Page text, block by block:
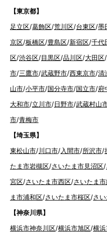
【東京都】
足立区/葛飾区/荒川区/台東区/墨
京区/板橋区/豊島区/新宿区/千代
区/渋谷区/目黒区/品川区/大田区/
市/三鷹市/武蔵野市/西東京市/清
山市/小平市/国分寺市/国立市/府
大和市/立川市/日野市/武蔵村山
市/青梅市
【埼玉県】
東松山市/川口市/入間市/所沢市/
たま市岩槻区/さいたま市見沼区/
宮区/さいたま市西区/さいたま
ま市浦和区/さいたま市桜区/さ
【神奈川県】
横浜市神奈川区/横浜市旭区/横